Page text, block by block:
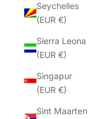
Seychelles
(EUR €)
Sierra Leona
(EUR €)
Singapur
(EUR €)
Sint Maarten